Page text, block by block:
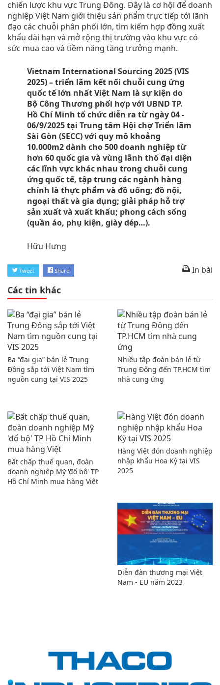
chiến lược khu vực Trung Đông. Đây là cơ hội để doanh
nghiệp Việt Nam giới thiệu sản phẩm trực tiếp tới lãnh
đạo các chuỗi phân phối lớn, tìm kiếm hợp đồng xuất
khẩu dài hạn và mở rộng thị trường vào khu vực có
sức mua cao và tiềm năng tăng trưởng mạnh.
Vietnam International Sourcing 2025 (VIS
2025) – triển lãm kết nối chuỗi cung ứng
quốc tế lớn nhất Việt Nam là sự kiện do
Bộ Công Thương phối hợp với UBND TP.
Hồ Chí Minh tổ chức diễn ra từ ngày 04 -
06/9/2025 tại Trung tâm Hội chợ Triển lãm
Sài Gòn (SECC) với quy mô khoảng
10.000m2 dành cho 500 doanh nghiệp từ
hơn 60 quốc gia và vùng lãnh thổ đại diện
các lĩnh vực khác nhau trong chuỗi cung
ứng quốc tế, tập trung các ngành hàng
chính là thực phẩm và đồ uống; đồ nội,
ngoại thất và gia dụng; giải pháp hỗ trợ
sản xuất và xuất khẩu; phong cách sống
(quần áo, phụ kiện, giày dép…).
Hữu Hưng
In bài
Tweet Share
Các tin khác
Ba “đại gia” bán lẻ Trung
Đông sắp tới Việt Nam tìm
nguồn cung tại VIS 2025
Nhiều tập đoàn bán lẻ từ
Trung Đông đến TP.HCM tìm
nhà cung ứng
Bất chấp thuế quan, đoàn
doanh nghiệp Mỹ 'đổ bộ' TP
Hồ Chí Minh mua hàng Việt
Hàng Việt đón doanh nghiệp
nhập khẩu Hoa Kỳ tại VIS
2025
Diễn đàn thương mại Việt
Nam - EU năm 2023